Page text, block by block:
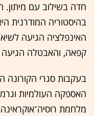
חדה בשילוב עם מיתון.
בהיסטוריה המודרנית
קפאה, והאבטלה הגיעה
בעקבות סגרי
האספקה העולמיות
מלחמת